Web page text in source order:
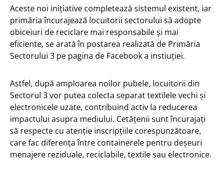
Aceste noi inițiative completează sistemul existent, iar
primăria încurajează locuitorii sectorului să adopte
obiceiuri de reciclare mai responsabile și mai
eficiente, se arată în postarea realizată de Primăria
Sectorului 3 pe pagina de Facebook a instiuției.
Astfel, după amploarea noilor pubele, locuitorii din
Sectorul 3 vor putea colecta separat textilele vechi și
electronicele uzate, contribuind activ la reducerea
impactului asupra mediului. Cetățenii sunt încurajați
să respecte cu atenție inscripțiile corespunzătoare,
care fac diferența între containerele pentru deșeuri
menajere reziduale, reciclabile, textile sau electronice.